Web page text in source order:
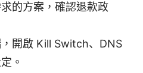
的方案，確認退款政
開啟 Kill Switch、DNS
。